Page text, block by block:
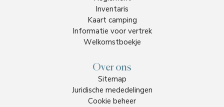
Inventaris
Kaart camping
Informatie voor vertrek
Welkomstboekje
Over ons
Sitemap
Juridische mededelingen
Cookie beheer